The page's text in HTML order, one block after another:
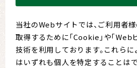
当社のWebサイトでは、ご利用者
取得するために「Cookie」や「Web
技術を利用しております。これら
はいずれも個人を特定することは